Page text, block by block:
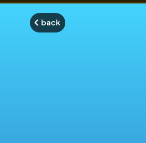
モンスターストライク モンストディクショナリー